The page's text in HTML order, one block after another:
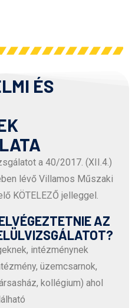
ÉS
a 40/2017. (XII.4.)
lévő Villamos Műszaki
KÖTELEZŐ jelleggel.
AZ
intézménynek
üzemcsarnok,
kollégium) ahol